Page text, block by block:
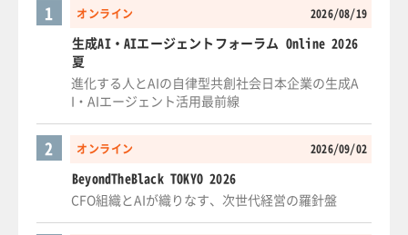
オンライン 2026/08/19
1
生成AI・AIエージェントフォーラム Online 2026
夏
進化する人とAIの自律型共創社会日本企業の生成A
I・AIエージェント活用最前線
オンライン 2026/09/02
2
BeyondTheBlack TOKYO 2026
CFO組織とAIが織りなす、次世代経営の羅針盤